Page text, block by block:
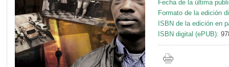
Fecha de la última
Formato de la edición
ISBN de la edición en
ISBN digital (ePUB):